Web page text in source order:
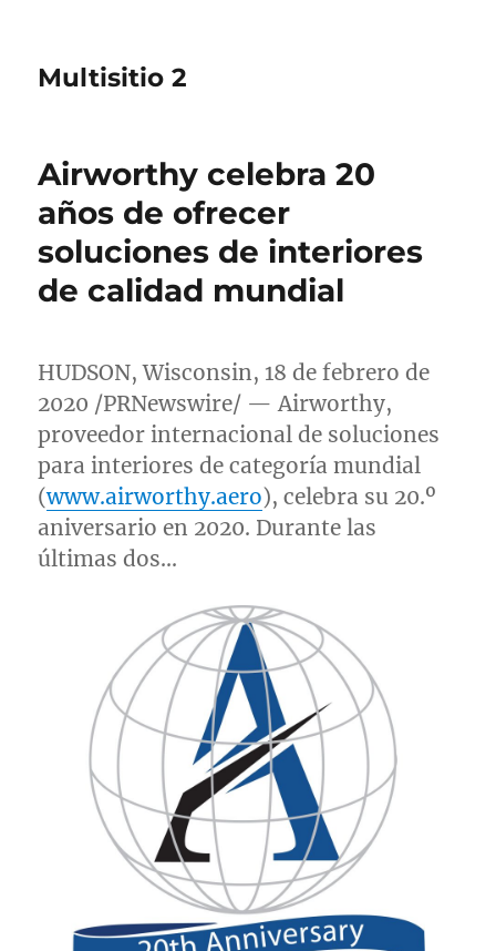
Multisitio 2
Airworthy celebra 20
años de ofrecer
soluciones de interiores
de calidad mundial
HUDSON, Wisconsin, 18 de febrero de
2020 /PRNewswire/ — Airworthy,
proveedor internacional de soluciones
para interiores de categoría mundial
(www.airworthy.aero), celebra su 20.º
aniversario en 2020. Durante las
últimas dos…